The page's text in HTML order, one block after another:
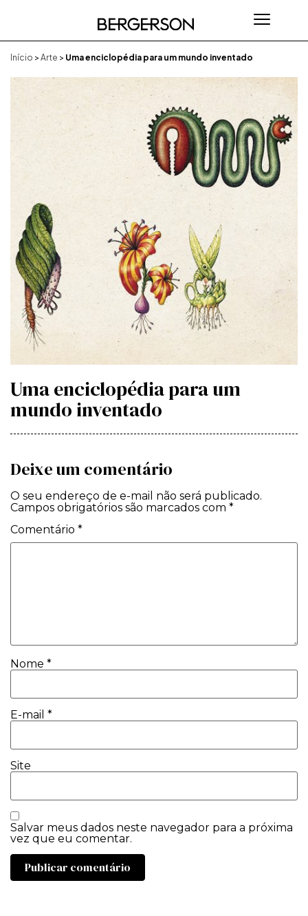
Início > Arte > Uma enciclopédia para um mundo inventado
Uma enciclopédia para um
mundo inventado
Deixe um comentário
O seu endereço de e-mail não será publicado.
Campos obrigatórios são marcados com *
Comentário *
Nome *
E-mail *
Site
Salvar meus dados neste navegador para a próxima
vez que eu comentar.